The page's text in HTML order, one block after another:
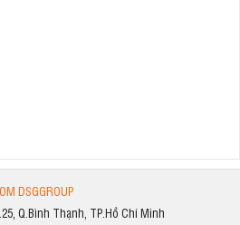
DSGGROUP
Q.Bình Thạnh, TP.Hồ Chí Minh